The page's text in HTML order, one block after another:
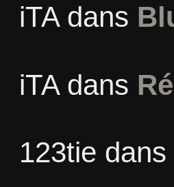
iTAdans
iTAdans
123tie dans